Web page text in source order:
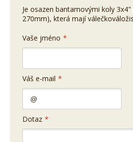
Je osazen bantamovými koly
270mm), která mají
Vaše jméno *
Váš e-mail *
Dotaz *